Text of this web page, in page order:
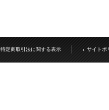
特定商取引法に関する表示 サイトポ